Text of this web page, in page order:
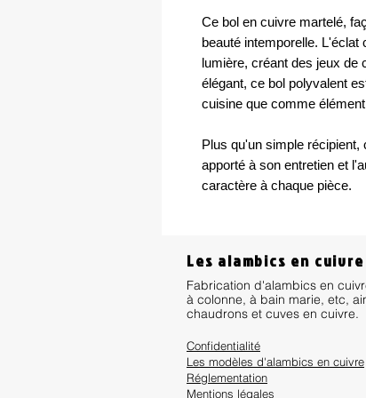
Ce bol en cuivre martelé,
beauté intemporelle.
lumière, créant des jeux de
élégant, ce bol polyvalent
cuisine que comme
Plus qu'un simple récipient,
apporté à son entretien et
caractère à chaque pièce.
Les alambics en cuivre
Fabrication d'alambics en
à colonne, à bain marie, etc,
chaudrons et cuves en cuivre.
Confidentialité
Les modèles d'alambics en cuivre
Réglementation
Mentions légales